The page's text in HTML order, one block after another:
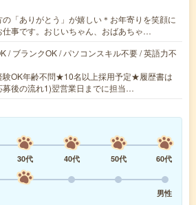
の「ありがとう」が嬉しい＊お年寄りを笑顔に
仕事です。おじいちゃん、おばあちゃ…
/ ブランクOK / パソコンスキル不要 / 英語力不
験OK年齢不問★10名以上採用予定★履歴書は
後の流れ1)翌営業日までに担当…
30代 40代 50代
60代
男性